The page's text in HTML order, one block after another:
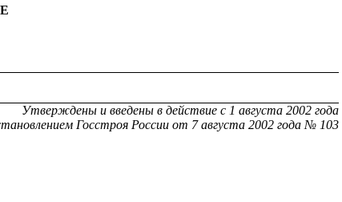
Утверждены и введены в действие с 1 августа 2002 года
нием Госстроя России от 7 августа 2002 года № 103